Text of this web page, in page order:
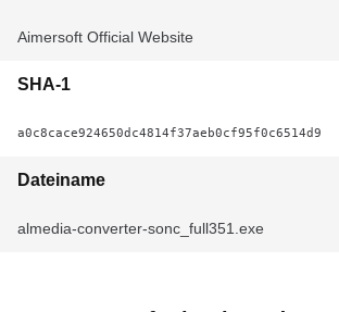
Aimersoft Official Website
SHA-1
a0c8cace924650dc4814f37aeb0cf95f0c6514d9
Dateiname
almedia-converter-sonc_full351.exe